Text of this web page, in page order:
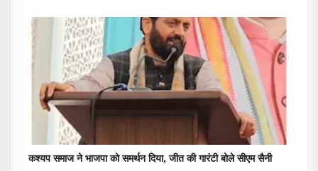
कश्यप समाज ने भाजपा को समर्थन दिया, जीत की गारंटी बोले सीएम सैनी